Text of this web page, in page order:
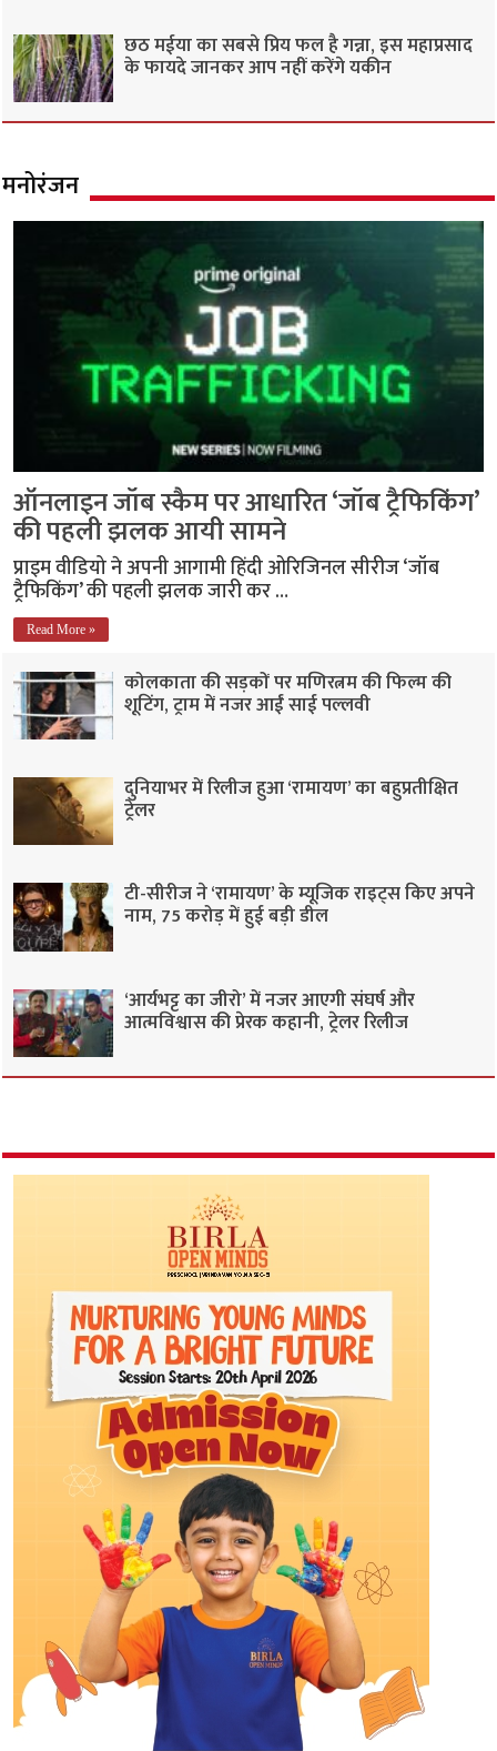
छठ मईया का सबसे प्रिय फल है गन्ना, इस महाप्रसाद
के फायदे जानकर आप नहीं करेंगे यकीन
मनोरंजन
ऑनलाइन जॉब स्कैम पर आधारित ‘जॉब ट्रैफिकिंग’
की पहली झलक आयी सामने
प्राइम वीडियो ने अपनी आगामी हिंदी ओरिजिनल सीरीज ‘जॉब
ट्रैफिकिंग’ की पहली झलक जारी कर …
Read More »
कोलकाता की सड़कों पर मणिरत्नम की फिल्म की
शूटिंग, ट्राम में नजर आईं साई पल्लवी
दुनियाभर में रिलीज हुआ ‘रामायण’ का बहुप्रतीक्षित
ट्रेलर
टी-सीरीज ने ‘रामायण’ के म्यूजिक राइट्स किए अपने
नाम, 75 करोड़ में हुई बड़ी डील
‘आर्यभट्ट का जीरो’ में नजर आएगी संघर्ष और
आत्मविश्वास की प्रेरक कहानी, ट्रेलर रिलीज